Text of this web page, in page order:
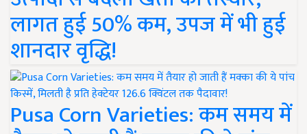
लागत हुई 50% कम, उपज में भी हुई
शानदार वृद्धि!
Pusa Corn Varieties: कम समय में